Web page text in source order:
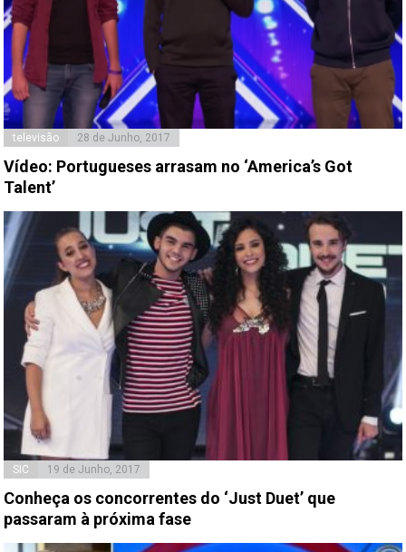
televisão 28 de Junho, 2017
Vídeo: Portugueses arrasam no ‘America’s Got
Talent’
SIC 19 de Junho, 2017
Conheça os concorrentes do ‘Just Duet’ que
passaram à próxima fase